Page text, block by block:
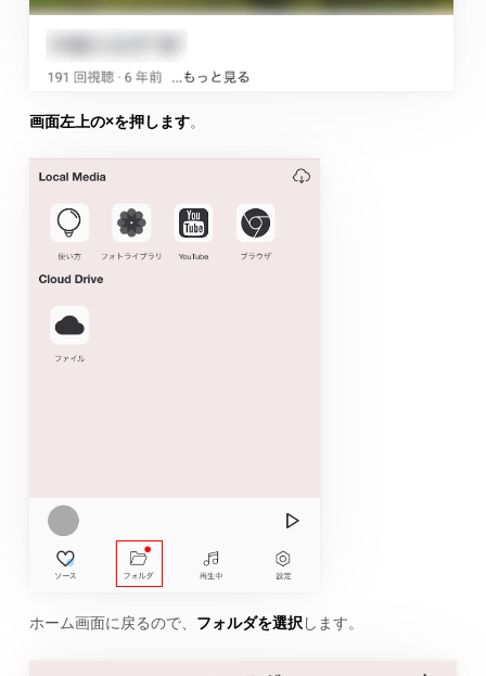
画面左上の×を押します。
ホーム画面に戻るので、 フォルダを選択します。